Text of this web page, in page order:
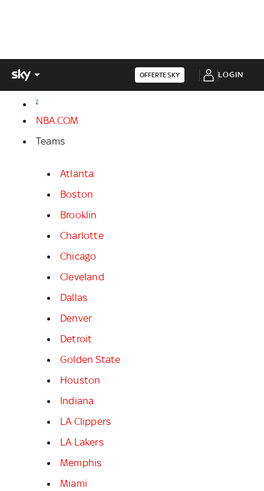
OFFERTE SKY LOGIN
NBA.COM
Teams
Atlanta
Boston
Brooklin
Charlotte
Chicago
Cleveland
Dallas
Denver
Detroit
Golden State
Houston
Indiana
LA Clippers
LA Lakers
Memphis
Miami